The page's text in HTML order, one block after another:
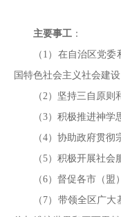
主要事工 ：
（1）在自治区党
国特色社会主义社会建设
（2）坚持三自原
（3）积极推进神
（4）协助政府贯
（5）积极开展社
（6）督促各市（
（7）带领全区广